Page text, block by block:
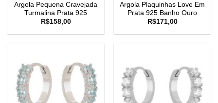
Argola Pequena Cravejada
Turmalina Prata 925
R$158,00
Argola Plaquinhas Love Em
Prata 925 Banho Ouro
R$171,00